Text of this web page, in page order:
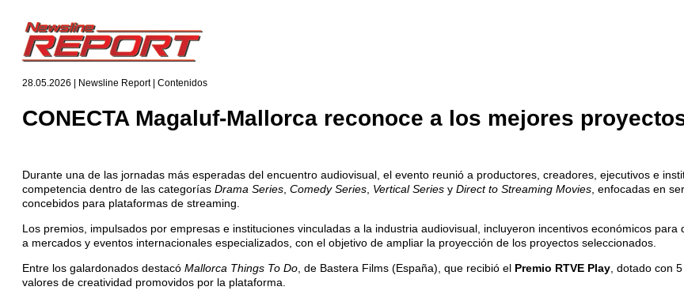
28.05.2026 | Newsline Report | Contenidos
CONECTA Magaluf-Mallorca reconoce a los mejores
Durante una de las jornadas más esperadas del encuentro audiovisual, el evento reunió a productores, creadores, ejecutivos e
competencia dentro de las categorías Drama Series Comedy Series Vertical Series y Direct to Streaming Movies , enfocadas en
concebidos para plataformas de streaming.
Los premios, impulsados por empresas e instituciones vinculadas a la industria audiovisual, incluyeron incentivos económicos
a mercados y eventos internacionales especializados, con el objetivo de ampliar la proyección de los proyectos seleccionados.
Entre los galardonados destacó Mallorca Things To Do , de Bastera Films (España), que recibió el Premio RTVE Play , dotado con
valores de creatividad promovidos por la plataforma.